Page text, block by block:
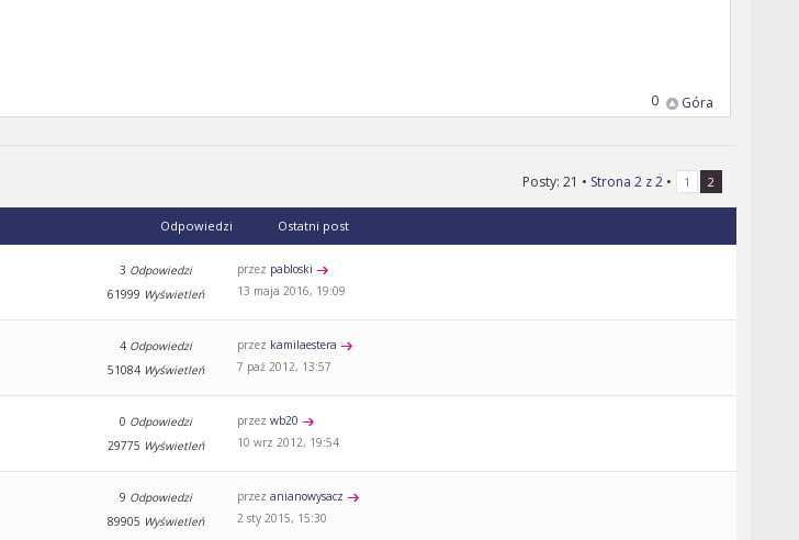
Góra
0
Posty: 21 • Strona 2z2• 1 2
Odpowiedzi Ostatni post
3 Odpowiedzi
61999 Wyświetleń
przez pabloski
13 maja 2016, 19:09
4 Odpowiedzi
51084 Wyświetleń
przez kamilaestera
7 paź 2012, 13:57
0 Odpowiedzi
29775 Wyświetleń
przezwb20
10 wrz 2012, 19:54
9 Odpowiedzi
89905 Wyświetleń
przezanianowysacz
2 sty 2015, 15:30